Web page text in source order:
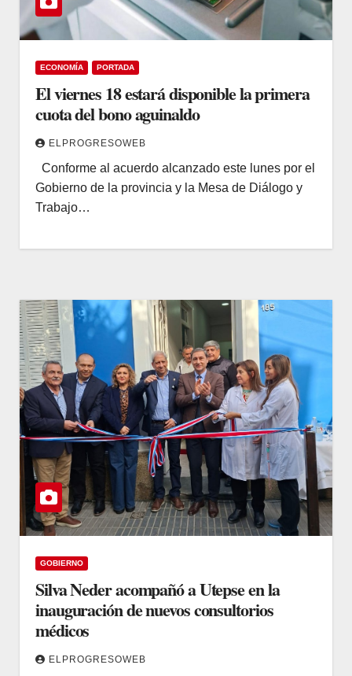
ECONOMÍA PORTADA
El viernes 18 estará disponible la primera
cuota del bono aguinaldo
ELPROGRESOWEB
Conforme al acuerdo alcanzado este lunes por el
Gobierno de la provincia y la Mesa de Diálogo y
Trabajo…
GOBIERNO
Silva Neder acompañó a Utepse en la
inauguración de nuevos consultorios
médicos
ELPROGRESOWEB